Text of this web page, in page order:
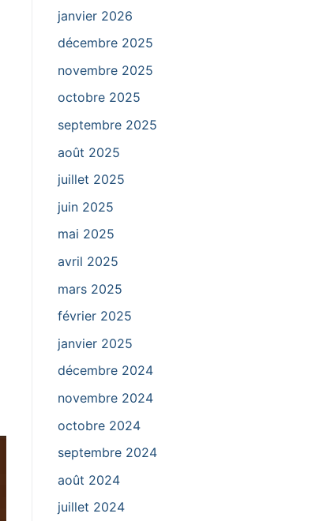
janvier 2026
décembre 2025
novembre 2025
octobre 2025
septembre 2025
août 2025
juillet 2025
juin 2025
mai 2025
avril 2025
mars 2025
février 2025
janvier 2025
décembre 2024
novembre 2024
octobre 2024
septembre 2024
août 2024
juillet 2024